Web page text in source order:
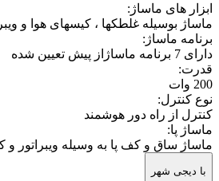
ابزار های ماساژ :
ماساژ بوسیله غلطکها ، کیسهای هوا و
برنامه ماساژ :
دارای 7 برنامه ماساژاز پیش تعیین شده
قدرت:
200 وات
نوع کنترل:
کنترل از راه دور هوشمند
ماساژ پا:
ماساژ ساق و کف پا به وسیله ویبراتور و
با دیجی شهر